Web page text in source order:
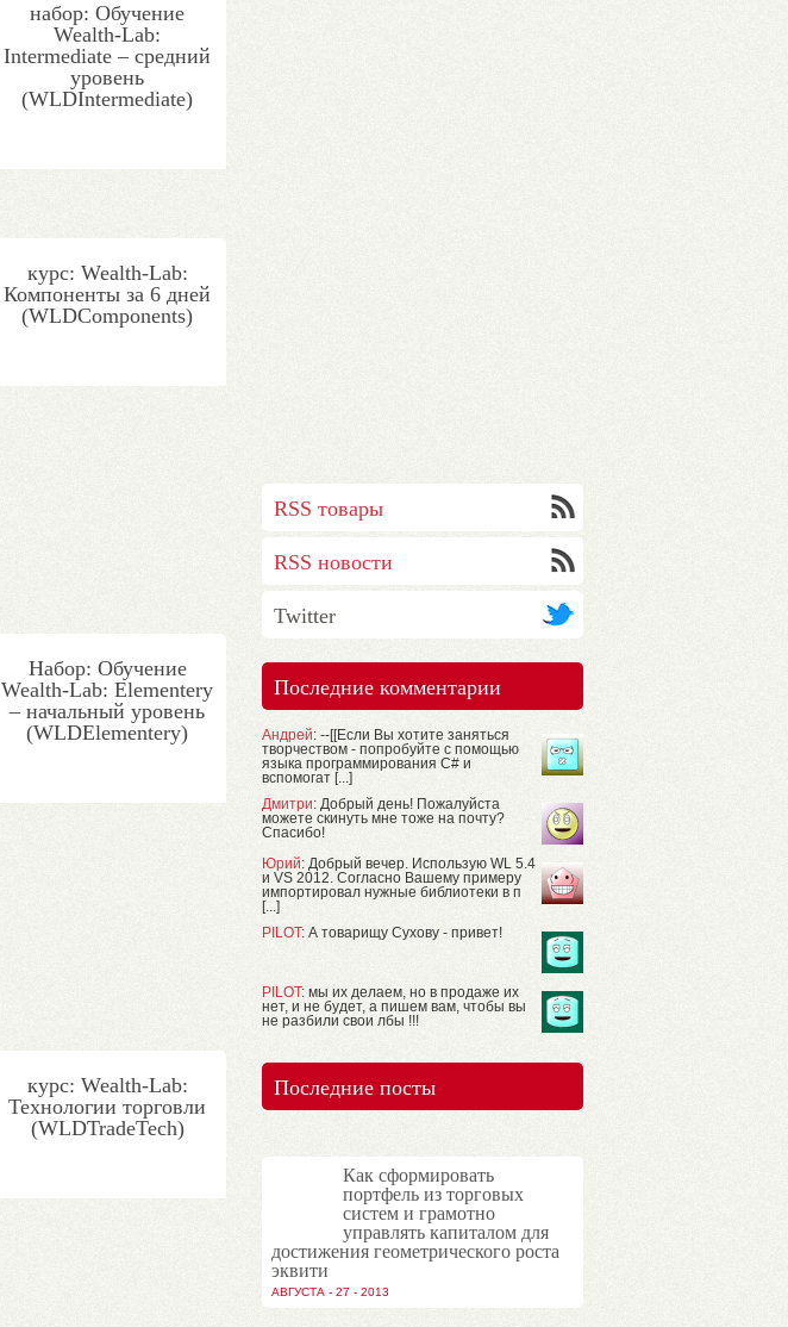
набор: Обучение
Wealth-Lab:
Intermediate – средний
уровень
(WLDIntermediate)
курс: Wealth-Lab:
Компоненты за 6 дней
(WLDComponents)
Набор: Обучение
Wealth-Lab: Elementery
– начальный уровень
(WLDElementery)
курс: Wealth-Lab:
Технологии торговли
(WLDTradeTech)
RSS товары
RSS новости
Twitter
Последние комментарии
Андрей: --[[Если Вы хотите заняться
творчеством - попробуйте с помощью
языка программирования C# и
вспомогат [...]
Дмитри: Добрый день! Пожалуйста
можете скинуть мне тоже на почту?
Спасибо!
Юрий: Добрый вечер. Использую WL 5.4
и VS 2012. Согласно Вашему примеру
импортировал нужные библиотеки в п
[...]
PILOT: А товарищу Сухову - привет!
PILOT: мы их делаем, но в продаже их
нет, и не будет, а пишем вам, чтобы вы
не разбили свои лбы !!!
Последние посты
Как сформировать
портфель из торговых
систем и грамотно
управлять капиталом для
достижения геометрического роста
эквити
АВГУСТА - 27 - 2013